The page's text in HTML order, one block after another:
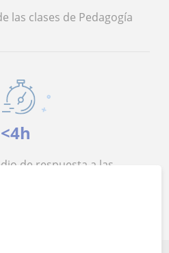
las clases de Pedagogía
<4h
de respuesta a las